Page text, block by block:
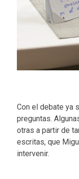
Con el debate ya
preguntas.
otras a partir de
escritas, que
intervenir.